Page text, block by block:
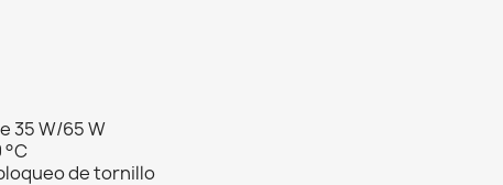
35 W/65 W
de tornillo